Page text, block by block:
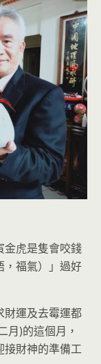
金虎是隻會咬錢
，福氣）」過好
財運及去霉運都
月)的這個月，
接財神的準備工